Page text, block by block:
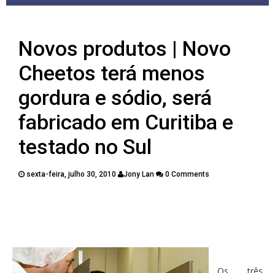
CONSULTORIA
ASSUNTOS
PUBLICAÇÕES
Novos produtos | Novo
Cheetos terá menos
gordura e sódio, será
fabricado em Curitiba e
testado no Sul
sexta-feira, julho 30, 2010 Jony Lan 0 Comments
Os três